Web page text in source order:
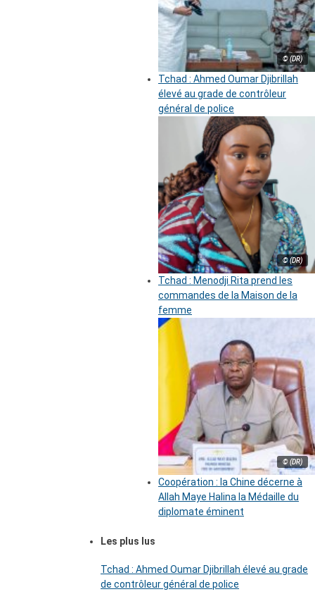
© (DR)
Tchad : Ahmed Oumar Djibrillah
élevé au grade de contrôleur
général de police
© (DR)
Tchad : Menodji Rita prend les
commandes de la Maison de la
femme
© (DR)
Coopération : la Chine décerne à
Allah Maye Halina la Médaille du
diplomate éminent
Les plus lus
Tchad : Ahmed Oumar Djibrillah élevé au grade
de contrôleur général de police